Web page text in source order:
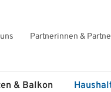
Partnerinnen &
& Balkon